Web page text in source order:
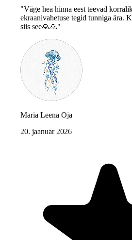
"Väge hea hinna eest teevad
ekraanivahetuse tegid tunniga ära.
siis see🙏🙏"
Maria Leena Oja
20. jaanuar 2026